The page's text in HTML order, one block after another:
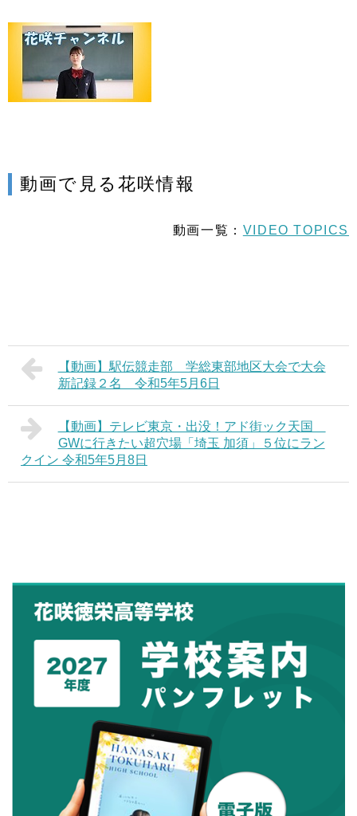
動画で見る花咲情報
動画一覧： VIDEO TOPICS
【動画】駅伝競走部 学総東部地区大会で大会
新記録２名 令和5年5月6日
【動画】テレビ東京・出没！アド街ック天国
GWに行きたい超穴場「埼玉 加須」５位にラン
クイン 令和5年5月8日